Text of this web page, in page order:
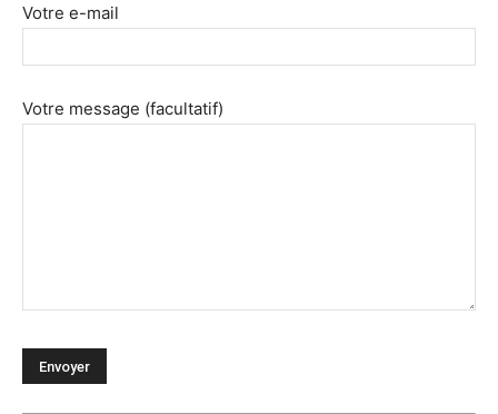
Votre e-mail
Votre message (facultatif)